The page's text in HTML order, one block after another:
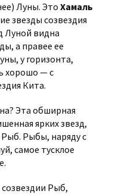
Луны. ЭтоХамаль
звезды созвездия
Луной видна
а правее ее
у горизонта,
хорошо — с
Кита.
Эта обширная
ярких звезд,
Рыб. Рыбы, наряду с
самое тусклое
Рыб,